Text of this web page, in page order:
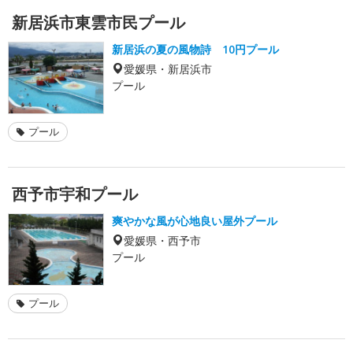
新居浜市東雲市民プール
新居浜の夏の風物詩 10円プール
愛媛県・新居浜市
プール
プール
西予市宇和プール
爽やかな風が心地良い屋外プール
愛媛県・西予市
プール
プール